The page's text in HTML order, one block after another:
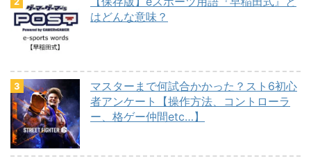
はどんな意味？
マスターまで何試合かかった？スト6初心
者アンケート【操作方法、コントローラ
ー、格ゲー仲間etc…】